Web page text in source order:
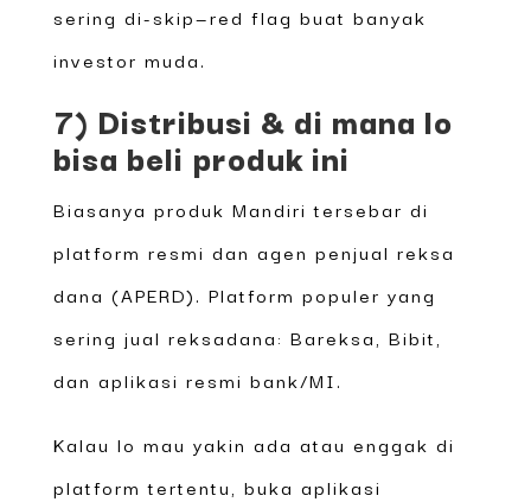
sering di-skip—red flag buat banyak
investor muda.
7) Distribusi & di mana lo
bisa beli produk ini
Biasanya produk Mandiri tersebar di
platform resmi dan agen penjual reksa
dana (APERD). Platform populer yang
sering jual reksadana: Bareksa, Bibit,
dan aplikasi resmi bank/MI.
Kalau lo mau yakin ada atau enggak di
platform tertentu, buka aplikasi